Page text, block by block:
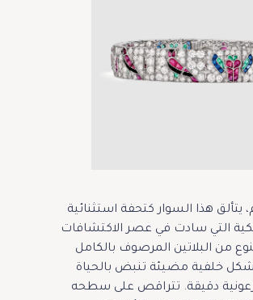
× 11 ملم، يتألق هذا السوار كتحفة استثنائية
التي سادت في عصر الاكتشافات
من البلاتين المرصوف بالكامل
خلفية مضيئة تنبض بالحياة
دقيقة. تتراقص على سطحه